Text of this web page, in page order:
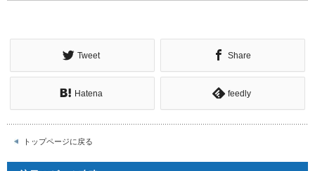
Tweet Share
Hatena feedly
トップページに戻る